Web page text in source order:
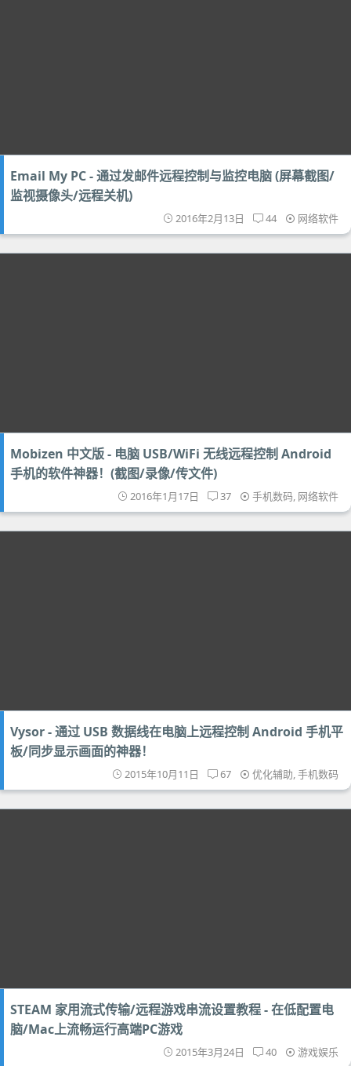
Email My PC - 通过发邮件远程控制与监控电脑 (屏幕截图/
监视摄像头/远程关机)
2016年2月13日 44 网络软件
Mobizen 中文版 - 电脑 USB/WiFi 无线远程控制 Android
手机的软件神器！(截图/录像/传文件)
2016年1月17日 37 手机数码, 网络软件
Vysor - 通过 USB 数据线在电脑上远程控制 Android 手机平
板/同步显示画面的神器！
2015年10月11日 67 优化辅助,手机数码
STEAM 家用流式传输/远程游戏串流设置教程 - 在低配置电
脑/Mac上流畅运行高端PC游戏
2015年3月24日 40 游戏娱乐